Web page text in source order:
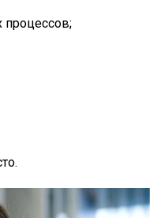
процессов;